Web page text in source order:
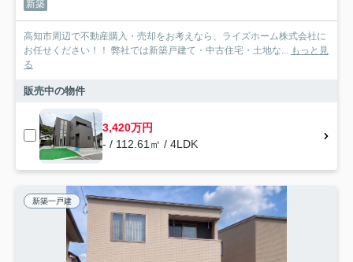
新築
高知市周辺で不動産購入・売却をお考えなら、ライズホーム株式会社に
お任せください！！ 弊社では新築戸建て・中古住宅・土地な... もっと見
る
販売中の物件
3,420万円
- / 112.61㎡ / 4LDK
新築一戸建